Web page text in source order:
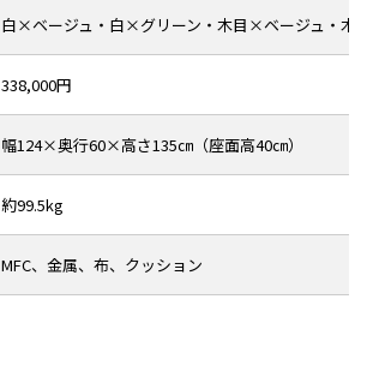
白×ベージュ・白×グリーン・木目×ベージュ・木
338,000円
幅124×奥行60×高さ135㎝（座面高40㎝）
約99.5kg
MFC、金属、布、クッション